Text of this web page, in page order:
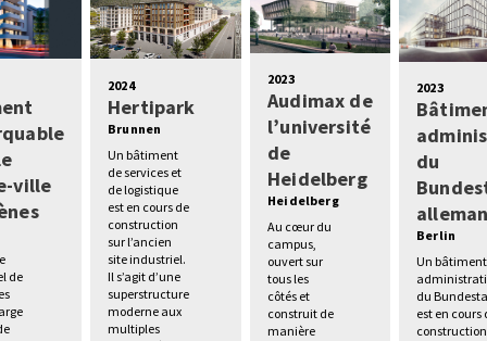
ville
de
2024
Hertipark
Brunnen
Un bâtiment
de services et
de logistique
est en cours de
construction
sur l’ancien
site industriel.
Il s’agit d’une
superstructure
moderne aux
multiples
2023
Audimax de
l’université
de
Heidelberg
Heidelberg
Au cœur du
campus,
ouvert sur
tous les
côtés et
construit de
manière
2023
du
Berlin
Un bâtiment
du
est en cours